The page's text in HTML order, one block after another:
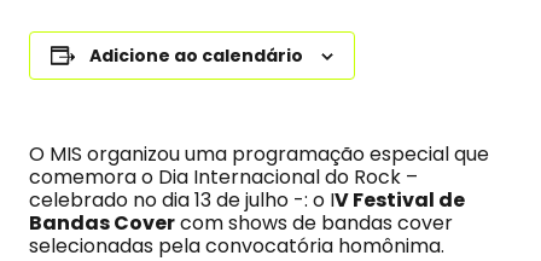
Adicione ao calendário
O MIS organizou uma programação especial que
comemora o Dia Internacional do Rock –
celebrado no dia 13 de julho -: o IV Festival de
Bandas Covercom shows de bandas cover
selecionadas pela convocatória homônima.